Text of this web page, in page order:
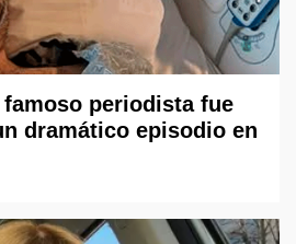
periodista fue
dramático episodio en